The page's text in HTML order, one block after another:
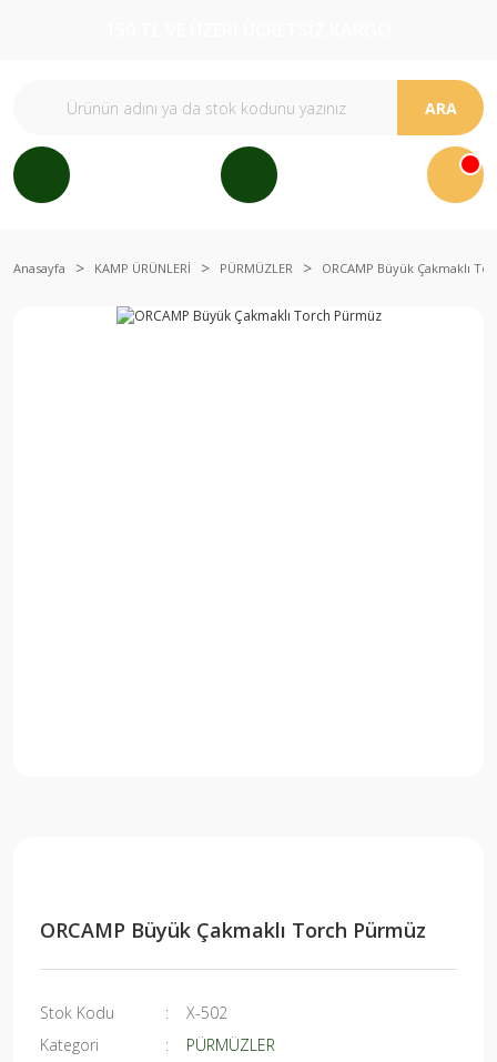
ARA
Anasayfa KAMP ÜRÜNLERİ PÜRMÜZLER ORCAMP Büyük Çakmaklı
ORCAMP Büyük Çakmaklı Torch Pürmüz
Stok Kodu
X-502
Kategori
PÜRMÜZLER